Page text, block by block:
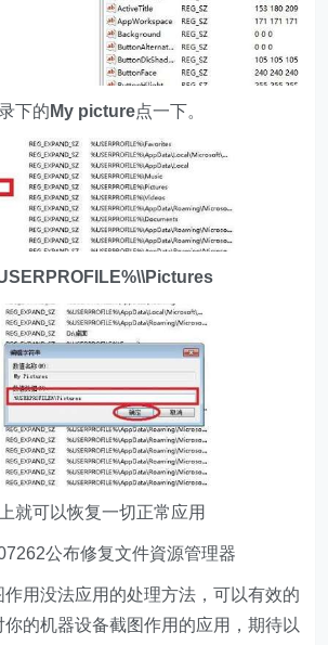
下的 My picture点一下。
就可以恢复一切正常应用
公布修复文件資源管理器
作用没法应用的处理方法，可以有效的
的机器设备截图作用的应用，期待以